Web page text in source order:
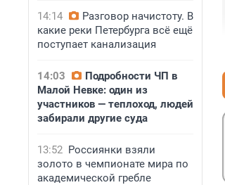
14:14
Разговор начистоту. В
какие реки Петербурга всё ещё
поступает канализация
14:03
Подробности ЧП в
Малой Невке: один из
участников — теплоход, людей
забирали другие суда
13:52 Россиянки взяли
золото в чемпионате мира по
академической гребле